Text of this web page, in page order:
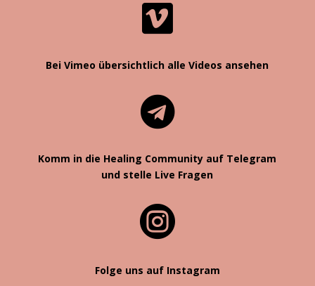

Bei Vimeo übersichtlich alle Videos ansehen

Komm in die Healing Community auf Telegram
und stelle Live Fragen

Folge uns auf Instagram